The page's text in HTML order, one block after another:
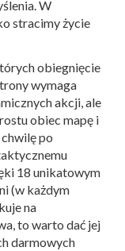
W
stracimy życie
obiegnięcie
wymaga
akcji, ale
obiec mapę i
po
18 unikatowym
(w każdym
na
to warto dać jej
darmowych